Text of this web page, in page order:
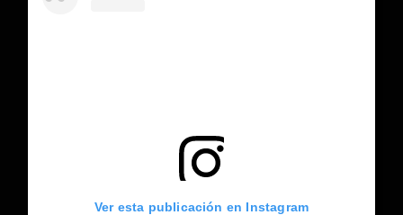
Ver esta publicación en Instagram